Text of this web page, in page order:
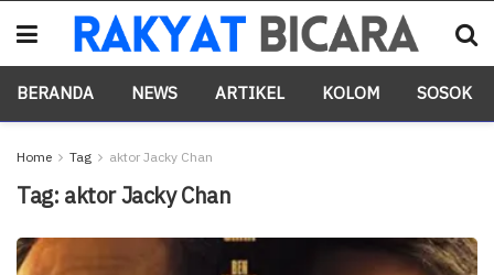
BERANDA NEWS ARTIKEL KOLOM SOSOK
Home Tag aktor Jacky Chan
Tag: aktor Jacky Chan